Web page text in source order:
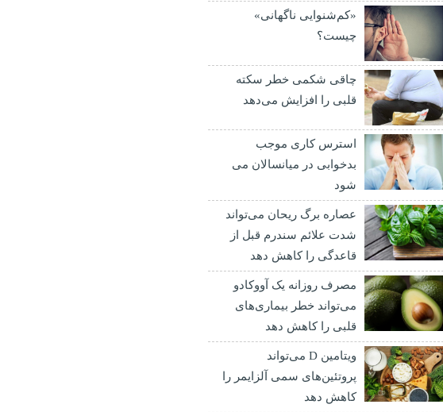
«کم‌شنوایی ناگهانی»
چیست؟
چاقی شکمی خطر سکته
قلبی را افزایش می‌دهد
استرس کاری موجب
بدخوابی در میانسالان می
شود
عصاره برگ ریحان می‌تواند
شدت علائم سندرم قبل از
قاعدگی را کاهش دهد
مصرف روزانه یک آووکادو
می‌تواند خطر بیماری‌های
قلبی را کاهش دهد
ویتامین D می‌تواند
پروتئین‌های سمی آلزایمر را
کاهش دهد